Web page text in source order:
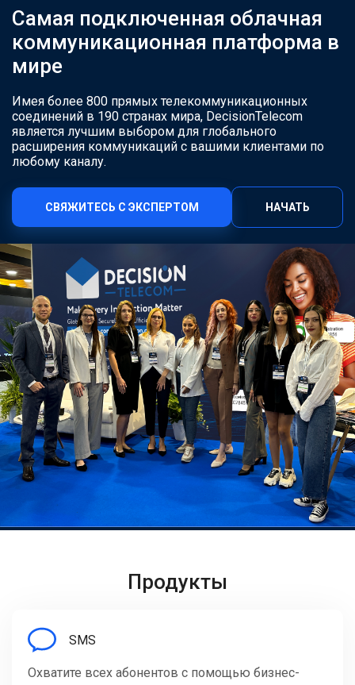
Самая подключенная облачная
коммуникационная платформа в
мире
Имея более 800 прямых телекоммуникационных
соединений в 190 странах мира, DecisionTelecom
является лучшим выбором для глобального
расширения коммуникаций с вашими клиентами по
любому каналу.
СВЯЖИТЕСЬ С ЭКСПЕРТОМ НАЧАТЬ
Продукты
SMS
Охватите всех абонентов с помощью бизнес-